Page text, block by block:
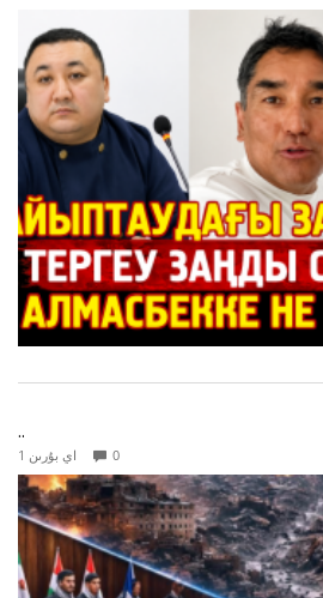
..
1 اي بۇرىن 0